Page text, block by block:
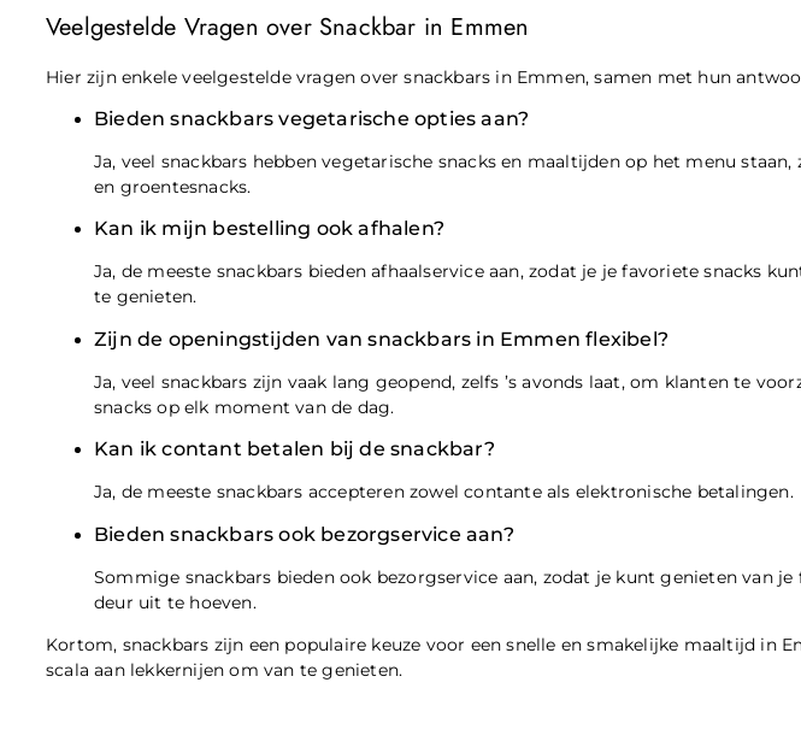
Veelgestelde Vragen over Snackbar in Emmen
Hier zijn enkele veelgestelde vragen over snackbars in Emmen, samen met hun
Bieden snackbars vegetarische opties aan?
Ja, veel snackbars hebben vegetarische snacks en maaltijden op het menu
en groentesnacks.
Kan ik mijn bestelling ook afhalen?
Ja, de meeste snackbars bieden afhaalservice aan, zodat je je favoriete snacks
te genieten.
Zijn de openingstijden van snackbars in Emmen flexibel?
Ja, veel snackbars zijn vaak lang geopend, zelfs ’s avonds laat, om klanten te
snacks op elk moment van de dag.
Kan ik contant betalen bij de snackbar?
Ja, de meeste snackbars accepteren zowel contante als elektronische betalingen.
Bieden snackbars ook bezorgservice aan?
Sommige snackbars bieden ook bezorgservice aan, zodat je kunt genieten van je
deur uit te hoeven.
Kortom, snackbars zijn een populaire keuze voor een snelle en smakelijke maaltijd in
scala aan lekkernijen om van te genieten.